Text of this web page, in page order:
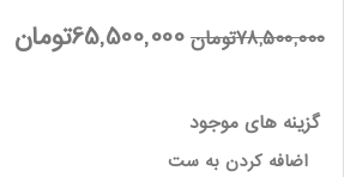
78,500,000تومان 65,500,000تومان
گزینه های موجود
اضافه کردن به ست